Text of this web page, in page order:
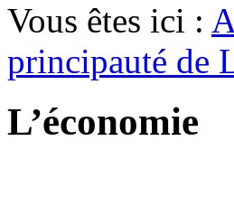
Vous êtes ici :
principauté de
L’économie